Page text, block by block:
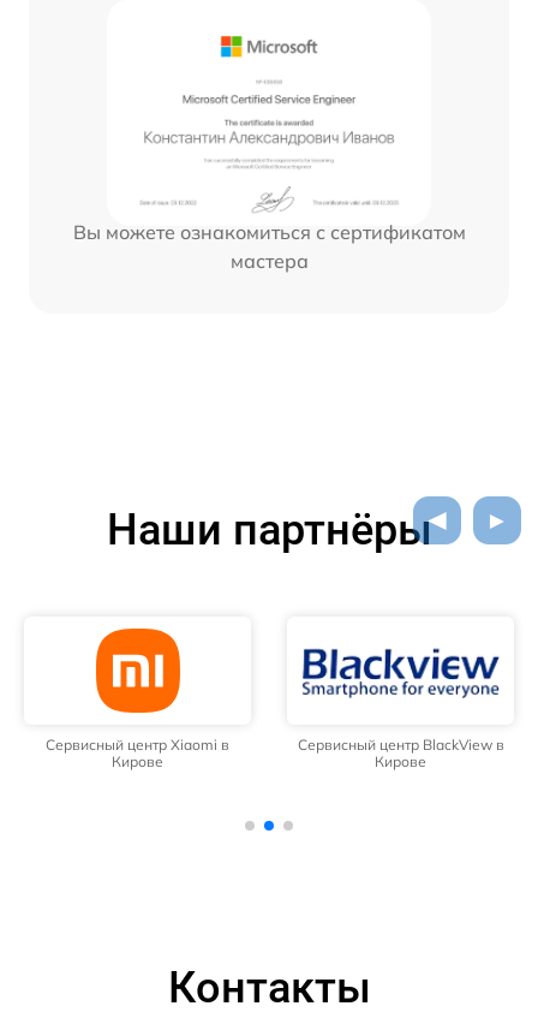
Вы можете ознакомиться с сертификатом
мастера
Наши партнёры
Сервисный центр Xiaomi в
Кирове
Сервисный центр BlackView в
Кирове
Контакты